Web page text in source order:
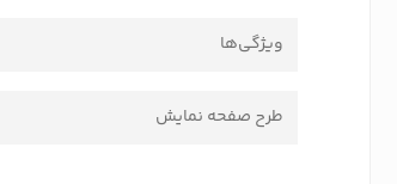
ویژگی‌ها
طرح صفحه نمایش